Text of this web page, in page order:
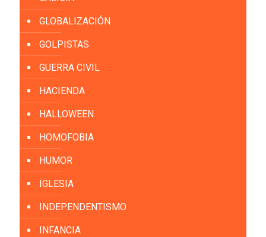
GLOBALIZACIÓN
GOLPISTAS
GUERRA CIVIL
HACIENDA
HALLOWEEN
HOMOFOBIA
HUMOR
IGLESIA
INDEPENDENTISMO
INFANCIA